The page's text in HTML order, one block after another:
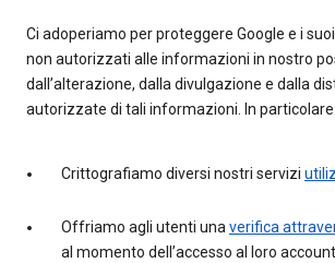
Ci adoperiamo per proteggere Google e i
non autorizzati alle informazioni in nostro
dall’alterazione, dalla divulgazione e dalla
autorizzate di tali informazioni. In particolare:
Crittografiamo diversi nostri servizi
Offriamo agli utenti unaverifica
al momento dell’accesso al loro